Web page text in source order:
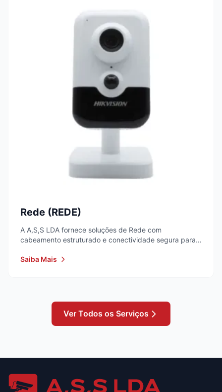
Rede (REDE)
A A,S,S LDA fornece soluções de Rede com
cabeamento estruturado e conectividade segura para
Saiba Mais
Ver Todos os Serviços